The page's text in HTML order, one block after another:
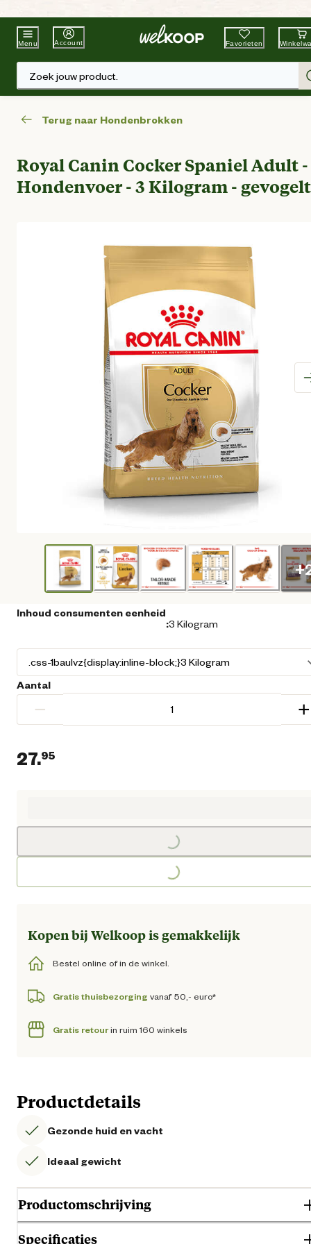
Beste WinkelketenTuin & Dier
Menu Account Favorieten
Zoek jouw product.
Terug naar Hondenbrokken
Royal Canin Cocker Spaniel Adult -
Hondenvoer - 3 Kilogram -
+
Inhoud consumenten eenheid
:3 Kilogram
Aantal
− +
27.95
Loading...
Loading...
Kopen bij Welkoop is gemakkelijk
Bestel online of in de winkel.
Gratis thuisbezorging vanaf 50,- euro*
Gratis retourin ruim 160 winkels
Productdetails
Gezonde huid en vacht
Ideaal gewicht
Productomschrijving
Specificaties